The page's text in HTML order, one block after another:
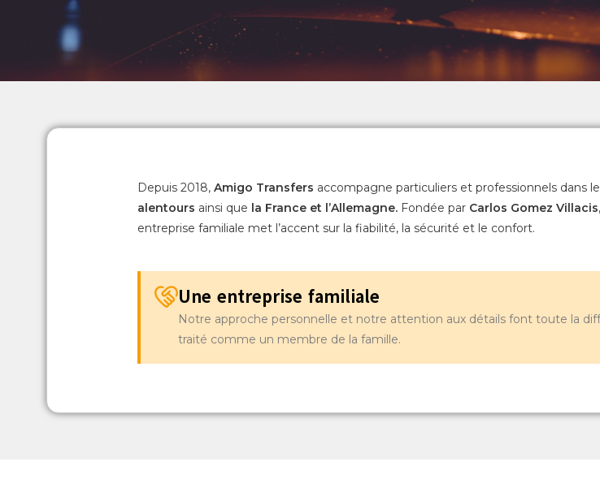
Depuis 2018, Amigo Transfers accompagne particuliers et professionnels dans
alentours ainsi que la France et l’Allemagne. Fondée par Carlos Gomez Villacis
entreprise familiale met l’accent sur la fiabilité, la sécurité et le confort.
Une entreprise familiale
Notre approche personnelle et notre attention aux détails font toute la
traité comme un membre de la famille.